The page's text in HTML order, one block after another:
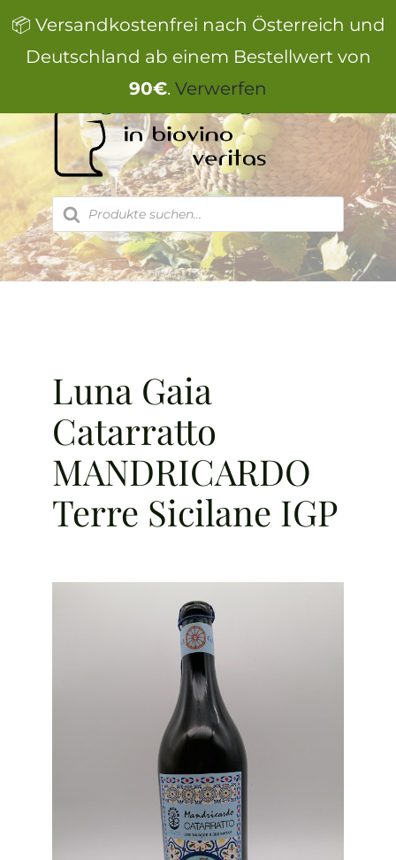
📦 Versandkostenfrei nach Österreich und
Deutschland ab einem Bestellwert von
90€. Verwerfen
Inhalt
springen
Products
search
Luna Gaia
Catarratto
MANDRICARDO
Terre Sicilane IGP